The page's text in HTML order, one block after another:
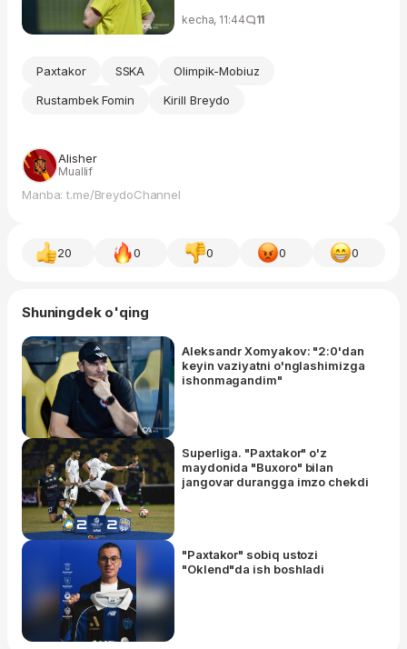
kecha, 11:44 11
Paxtakor SSKA
Olimpik-Mobiuz
Rustambek Fomin
Kirill Breydo
Alisher
Muallif
Manba: t.me/BreydoChannel
20 0 0 0 0
Shuningdek o'qing
Aleksandr Xomyakov: "2:0'dan
keyin vaziyatni o'nglashimizga
ishonmagandim"
Superliga. "Paxtakor" o'z
maydonida "Buxoro" bilan
jangovar durangga imzo chekdi
"Paxtakor" sobiq ustozi
"Oklend"da ish boshladi